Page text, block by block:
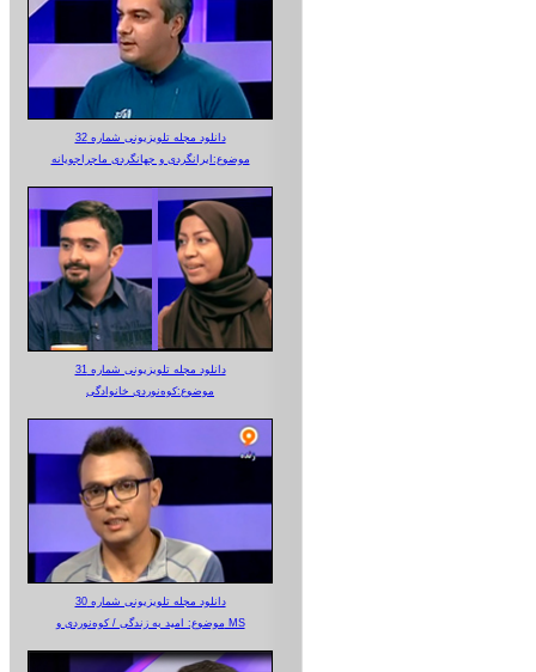
دانلود مجله تلویزیونی شماره 32
موضوع:ایرانگردی و جهانگردی ماجراجویانه
دانلود مجله تلویزیونی شماره 31
موضوع:کوه‌نوردی خانوادگی
دانلود مجله تلویزیونی شماره 30
موضوع: امید به زندگی / کوه‌نوردی و MS